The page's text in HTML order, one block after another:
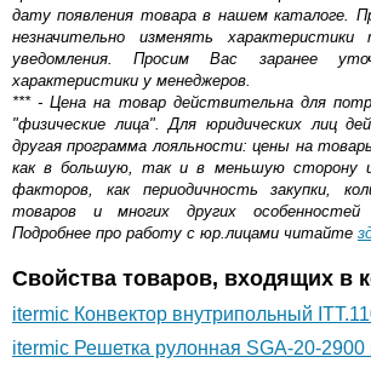
дату появления товара в нашем каталоге.
незначительно изменять
уведомления. Просим Вас заранее
характеристики у менеджеров.
*** - Цена на товар действительна для
"физические лица". Для юридических лиц
другая программа лояльности: цены на
как в большую, так и в меньшую сторону
факторов, как периодичность закупки,
товаров и многих других
Подробнее про работу с юр.лицами читайте
Свойства товаров, входящих в
itermic Конвектор внутрипольный
itermic Решетка рулонная SGA-20-2900